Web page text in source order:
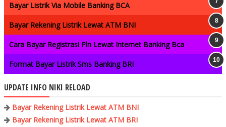
Bayar Listrik Via Mobile Banking BCA
Bayar Rekening Listrik Lewat ATM BNI
Cara Bayar Registrasi Pln Lewat Internet Banking Bca
Format Bayar Listrik Sms Banking BRI
UPDATE INFO NIKI RELOAD
Bayar Rekening Listrik Lewat ATM BNI
Bayar Rekening Listrik Lewat ATM BRI